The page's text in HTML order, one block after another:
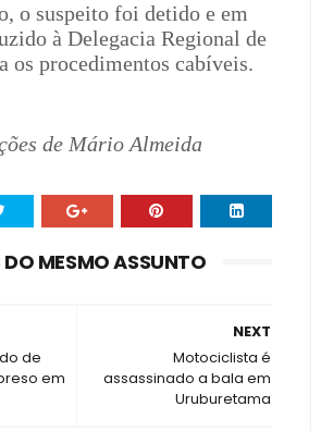
o suspeito foi detido e em
à Delegacia Regional de
os procedimentos cabíveis.
de Mário Almeida
MESMO ASSUNTO
NEXT
Motociclista é
assassinado a bala em
Uruburetama
de
em